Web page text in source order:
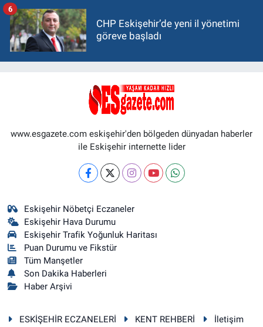
CHP Eskişehir’de yeni il yönetimi
göreve başladı
6
www.esgazete.com eskişehir'den bölgeden dünyadan haberler
ile Eskişehir internette lider
Eskişehir Nöbetçi Eczaneler
Eskişehir Hava Durumu
Eskişehir Trafik Yoğunluk Haritası
Puan Durumu ve Fikstür
Tüm Manşetler
Son Dakika Haberleri
Haber Arşivi
ESKİŞEHİR ECZANELERİ KENT REHBERİ
İletişim